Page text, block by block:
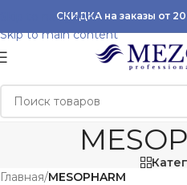
Skip to navigation
Skip to main content
СКИДКА на заказы от
Главная/MESOPHARM